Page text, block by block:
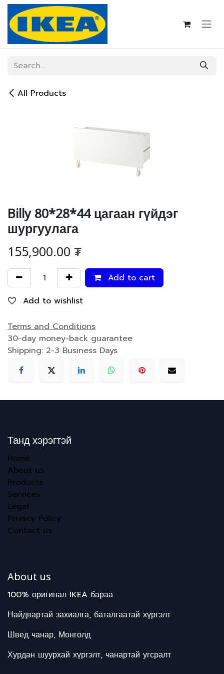
Skip to Content
All Products
Billy 80*28*44 цагаан гүйдэг
шургуулага
155,900.00₮
Add to cart
Add to wishlist
Terms and Conditions
30-day money-back guarantee
Shipping: 2-3 Business Days
Танд хэрэгтэй
Home
About us
Products
Services
Legal
Privacy Policy
Contact us
About us
100% оригинал IKEA бараа
Найдвартай захиалга, баталгаатай хүргэлт
Швед чанар, Монголд
Хурдан шуурхай хүргэлт, чанартай угсралт